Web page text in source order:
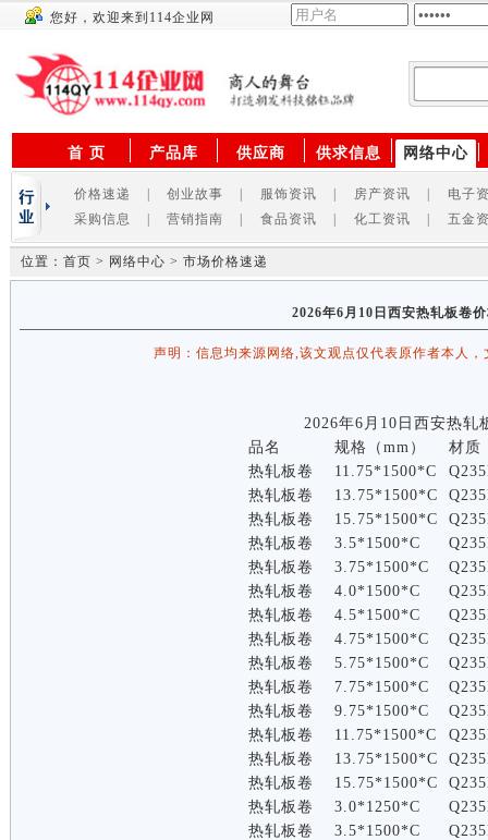
您好，欢迎来到114企业网
首 页 产品库 供应商 供求信息 网络中心
价格速递 创业故事 服饰资讯 房产资讯
电子
采购信息
营销指南 食品资讯 化工资讯 五金
位置：首页 > 网络中心 > 市场价格速递
2026年6月10日西安热轧板卷
声明：信息均来源网络,该文观点仅代表原作者本人
2026年6月10日西安热轧
品名
规格（mm）
材质
热轧板卷
11.75*1500*C
热轧板卷
13.75*1500*C
热轧板卷
15.75*1500*C
热轧板卷
3.5*1500*C
热轧板卷
3.75*1500*C
热轧板卷
4.0*1500*C
热轧板卷
4.5*1500*C
热轧板卷
4.75*1500*C
热轧板卷
5.75*1500*C
热轧板卷
7.75*1500*C
热轧板卷
9.75*1500*C
热轧板卷
11.75*1500*C
热轧板卷
13.75*1500*C
热轧板卷
15.75*1500*C
热轧板卷
3.0*1250*C
热轧板卷
3.5*1500*C